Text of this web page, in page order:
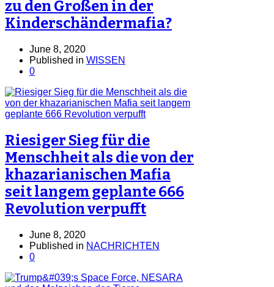
zu den Großen in der
Kinderschändermafia?
June 8, 2020
Published in WISSEN
0
Riesiger Sieg für die
Menschheit als die von der
khazarianischen Mafia
seit langem geplante 666
Revolution verpufft
June 8, 2020
Published in NACHRICHTEN
0